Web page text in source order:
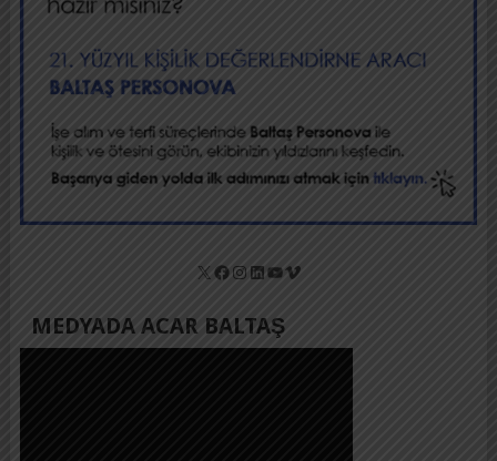
X Facebook
Instagram
LinkedIn
YouTube
Vimeo
MEDYADA ACAR BALTAŞ